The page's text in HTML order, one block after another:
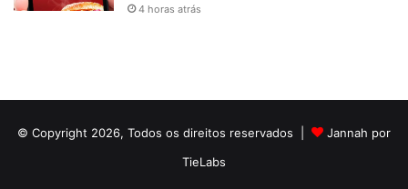
4 horas atrás
© Copyright 2026, Todos os direitos reservados |
Jannah por
TieLabs